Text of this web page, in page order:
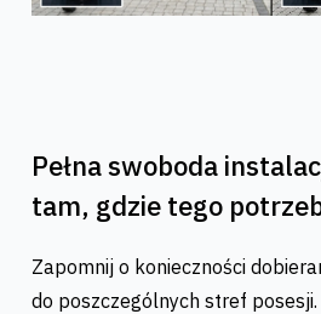
Pełna swoboda
tam, gdzie tego
Zapomnij o konieczności
do poszczególnych stref